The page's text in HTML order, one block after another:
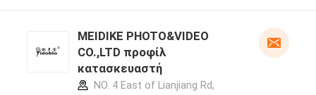
MEIDIKE PHOTO&VIDEO
CO.,LTD προφίλ
κατασκευαστή
NO. 4 East of Lianjiang Rd,